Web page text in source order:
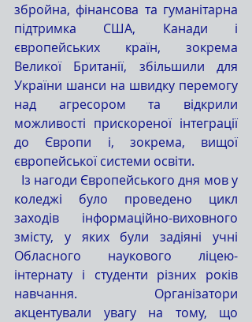
збройна, фінансова та гуманітарна
підтримка США, Канади і
європейських країн, зокрема
Великої Британії, збільшили для
України шанси на швидку перемогу
над агресором та відкрили
можливості прискореної інтеграції
до Європи і, зокрема, вищої
європейської системи освіти.
коледжі було проведено цикл
заходів інформаційно-виховного
змісту, у яких були задіяні учні
Обласного наукового ліцею-
інтернату і студенти різних років
навчання. Організатори
акцентували увагу на тому, що